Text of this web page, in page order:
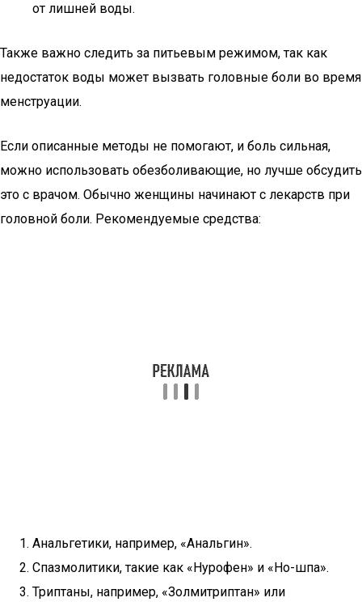
от лишней воды.
Также важно следить за питьевым режимом, так как
недостаток воды может вызвать головные боли во время
менструации.
Если описанные методы не помогают, и боль сильная,
можно использовать обезболивающие, но лучше обсудить
это с врачом. Обычно женщины начинают с лекарств при
головной боли. Рекомендуемые средства:
Анальгетики, например, «Анальгин».
Спазмолитики, такие как «Нурофен» и «Но-шпа».
Триптаны, например, «Золмитриптан» или